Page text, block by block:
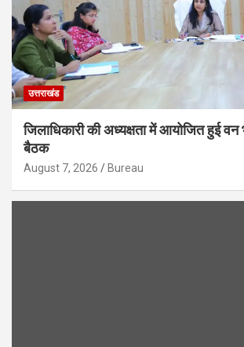
उत्तराखंड
जिलाधिकारी की अध्यक्षता में आयोजित हुई वन
बैठक
August 7, 2026 Bureau